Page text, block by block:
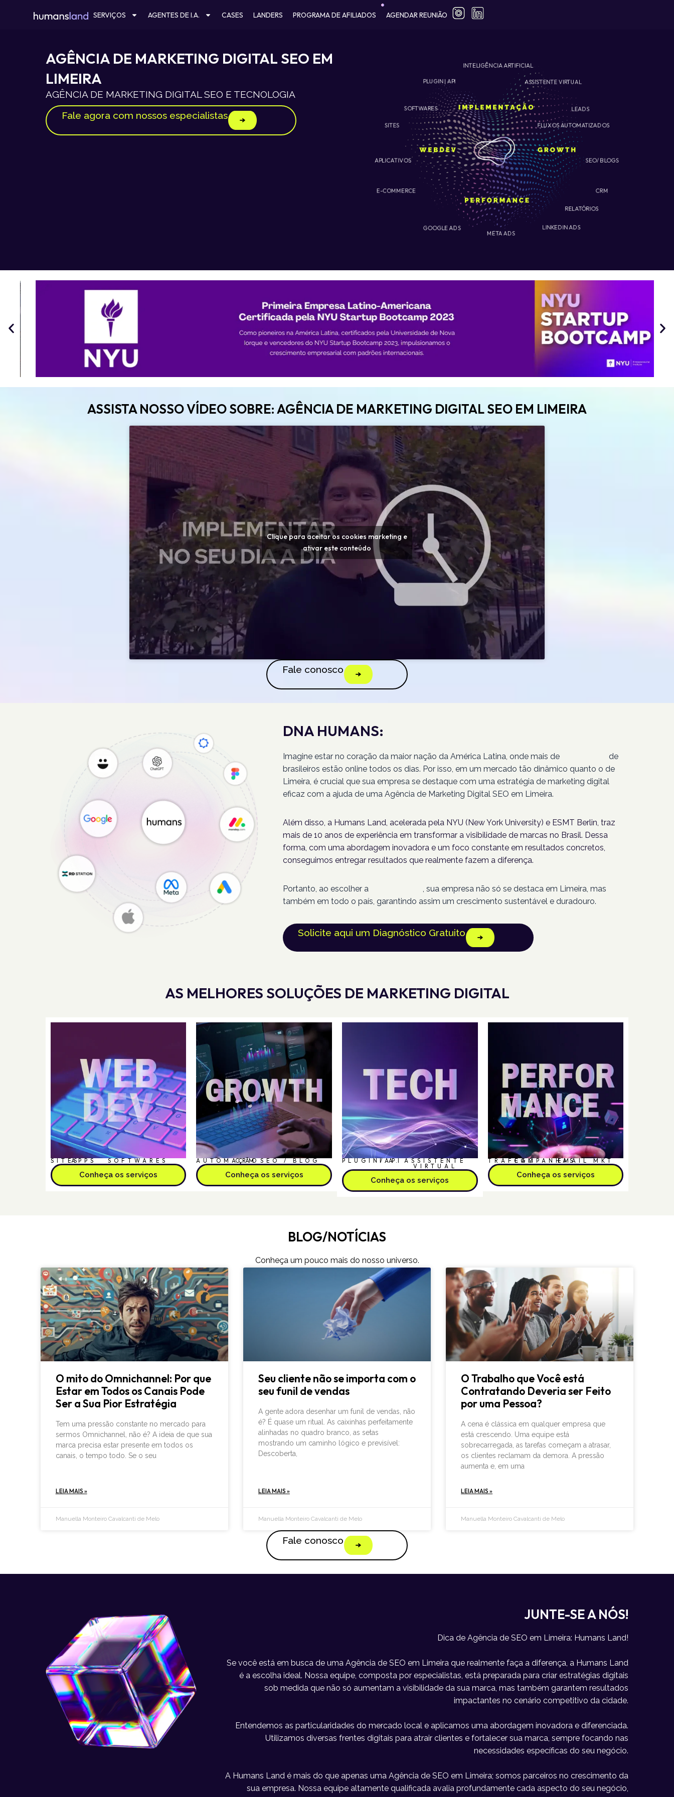
SERVIÇOS AGENTES DE I.A. CASES LANDERS PROGRAMA DE AFILIADOS AGENDAR REUNIÃO
AGÊNCIA DE MARKETING DIGITAL SEO EM
LIMEIRA
AGÊNCIA DE MARKETING DIGITAL SEO E TECNOLOGIA
Fale agora com nossos especialistas
GOOGLE ADS LINKEDIN ADS
APLICATIVOS
SITES
E-COMMERCE
META ADS
CRM
RELATÓRIOS
SEO/ BLOGS
FLUXOS AUTOMATIZADOS
INTELIGÊNCIA ARTIFICIAL
PLUGIN | API
SOFTWARES
ASSISTENTE VIRTUAL
LEADS
ASSISTA NOSSO VÍDEO SOBRE: AGÊNCIA DE MARKETING DIGITAL SEO EM LIMEIRA
Clique para aceitar os cookies marketing e
ativar este conteúdo
Fale conosco
DNA HUMANS:
Imagine estar no coração da maior nação da América Latina, onde mais de
de
brasileiros estão online todos os dias. Por isso, em um mercado tão dinâmico quanto o de
Limeira, é crucial que sua empresa se destaque com uma estratégia de marketing digital
eficaz com a ajuda de uma Agência de Marketing Digital SEO em Limeira.
Além disso, a Humans Land, acelerada pela NYU (New York University) e ESMT Berlin, traz
mais de 10 anos de experiência em transformar a visibilidade de marcas no Brasil. Dessa
forma, com uma abordagem inovadora e um foco constante em resultados concretos,
conseguimos entregar resultados que realmente fazem a diferença.
Portanto, ao escolher a
, sua empresa não só se destaca em Limeira, mas
também em todo o país, garantindo assim um crescimento sustentável e duradouro.
Solicite aqui um Diagnóstico Gratuito
AS MELHORES SOLUÇÕES DE MARKETING DIGITAL
SITESAPPS SOFTWARES
Conheça os serviços
AUTOMAÇÃO
CRM SEO / BLOG
Conheça os serviços
PLUGIN/API
I.A. ASSISTENTE
VIRTUAL
Conheça os serviços
TRÁFEGOCAMPANHASEMAIL MKT
Conheça os serviços
BLOG/NOTÍCIAS
Conheça um pouco mais do nosso universo.
O mito do Omnichannel: Por que
Estar em Todos os Canais Pode
Ser a Sua Pior Estratégia
Tem uma pressão constante no mercado para
sermos Omnichannel, não é? A ideia de que sua
marca precisa estar presente em todos os
canais, o tempo todo. Se o seu
LEIA MAIS »
Manuella Monteiro Cavalcanti de Melo
Seu cliente não se importa com o
seu funil de vendas
A gente adora desenhar um funil de vendas, não
é? É quase um ritual. As caixinhas perfeitamente
alinhadas no quadro branco, as setas
mostrando um caminho lógico e previsível:
Descoberta,
LEIA MAIS »
Manuella Monteiro Cavalcanti de Melo
O Trabalho que Você está
Contratando Deveria ser Feito
por uma Pessoa?
A cena é clássica em qualquer empresa que
está crescendo. Uma equipe está
sobrecarregada, as tarefas começam a atrasar,
os clientes reclamam da demora. A pressão
aumenta e, em uma
LEIA MAIS »
Manuella Monteiro Cavalcanti de Melo
Fale conosco
JUNTE-SE A NÓS!
Dica de Agência de SEO em Limeira: Humans Land!
Se você está em busca de uma Agência de SEO em Limeira que realmente faça a diferença, a Humans Land
é a escolha ideal. Nossa equipe, composta por especialistas, está preparada para criar estratégias digitais
sob medida que não só aumentam a visibilidade da sua marca, mas também garantem resultados
impactantes no cenário competitivo da cidade.
Entendemos as particularidades do mercado local e aplicamos uma abordagem inovadora e diferenciada.
Utilizamos diversas frentes digitais para atrair clientes e fortalecer sua marca, sempre focando nas
necessidades específicas do seu negócio.
A Humans Land é mais do que apenas uma Agência de SEO em Limeira; somos parceiros no crescimento da
sua empresa. Nossa equipe altamente qualificada avalia profundamente cada aspecto do seu negócio,